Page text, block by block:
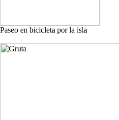
Paseo en bicicleta por la isla